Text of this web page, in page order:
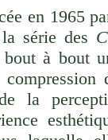
en 1965
série des
bout à bout
la